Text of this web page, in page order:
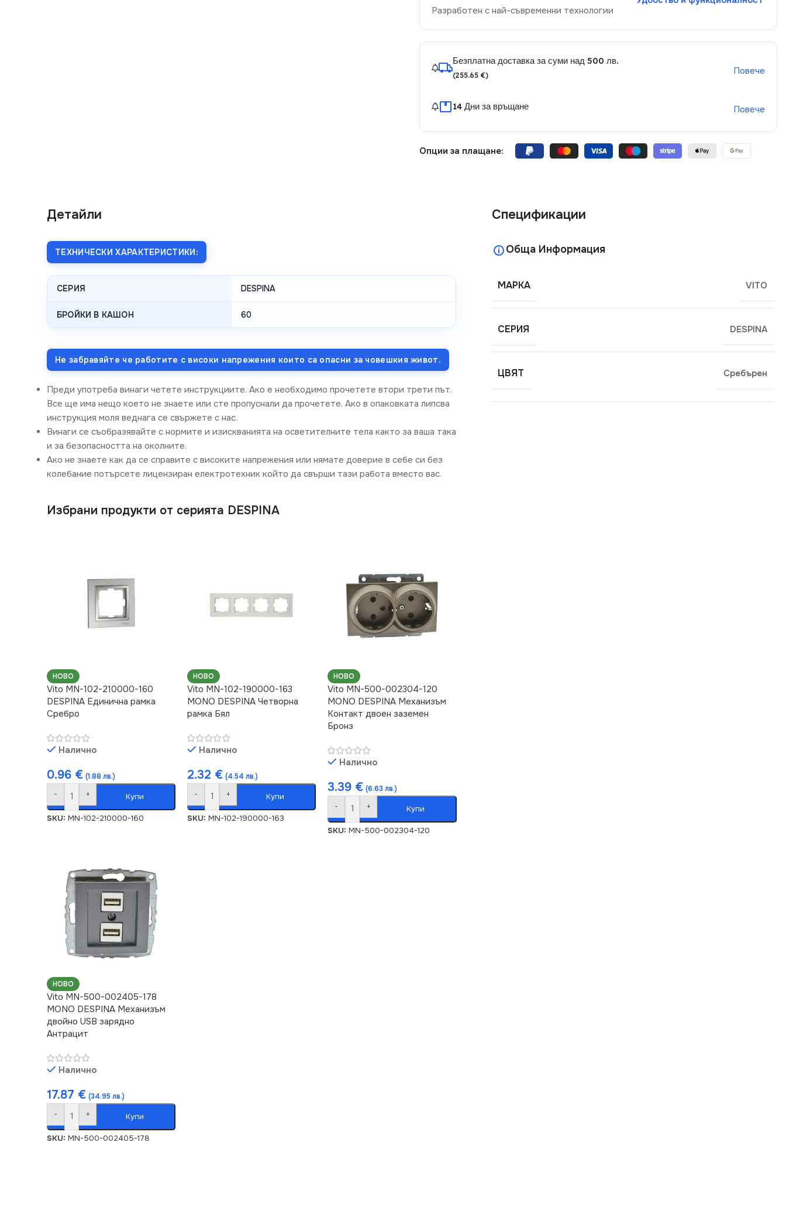
Разработен с най-съвременни технологии
Безплатна доставка за суми над 500 лв.
(255.65 €) Повече
14 Дни за връщане Повече
Опции за плащане:
Детайли
ТЕХНИЧЕСКИ ХАРАКТЕРИСТИКИ:
СЕРИЯ DESPINA
БРОЙКИ В КАШОН 60
Не забравяйте че работите с високи напрежения които са опасни за човешкия живот.
Преди употреба винаги четете инструкциите. Ако е необходимо прочетете втори трети път.
Все ще има нещо което не знаете или сте пропуснали да прочетете. Ако в опаковката липсва
инструкция моля веднага се свържете с нас.
Винаги се съобразявайте с нормите и изискванията на осветителните тела както за ваша така
и за безопасността на околните.
Ако не знаете как да се справите с високите напрежения или нямате доверие в себе си без
колебание потърсете лицензиран електротехник който да свърши тази работа вместо вас.
Избрани продукти от серията DESPINA
НОВО
Vito MN-102-210000-160
DESPINA Единична рамка
Сребро
Налично
0.96 € (1.88 лв.)
- + Купи
SKU: MN-102-210000-160
НОВО
Vito MN-102-190000-163
MONO DESPINA Четворна
рамка Бял
Налично
2.32 € (4.54 лв.)
- + Купи
SKU:MN-102-190000-163
НОВО
Vito MN-500-002304-120
MONO DESPINA Механизъм
Контакт двоен заземен
Бронз
Налично
3.39 € (6.63 лв.)
- + Купи
SKU:MN-500-002304-120
НОВО
Vito MN-500-002405-178
MONO DESPINA Механизъм
двойно USB зарядно
Антрацит
Налично
17.87 € (34.95 лв.)
- + Купи
SKU: MN-500-002405-178
Спецификации
Обща Информация
МАРКА VITO
СЕРИЯ DESPINA
ЦВЯТ Сребърен